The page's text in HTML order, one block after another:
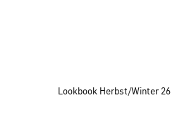
Lookbook Herbst/Winter 26